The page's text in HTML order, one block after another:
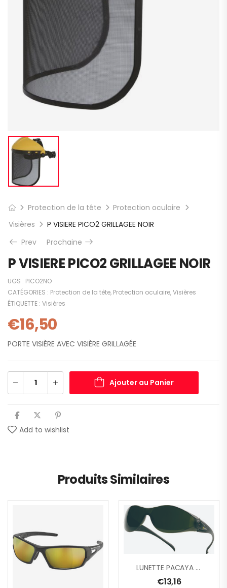
Protection de la tête
Protection oculaire
Visières
P VISIERE PICO2 GRILLAGEE NOIR
Prev
Prochaine
P VISIERE PICO2 GRILLAGEE NOIR
UGS : PICO2NO
CATÉGORIES : Protection de la tête, Protection oculaire,Visières
ÉTIQUETTE : Visières
€16,50
PORTE VISIÈRE AVEC VISIÈRE GRILLAGÉE
Ajouter au Panier
Add to wishlist
Produits Similaires
LUNETTE PACAYA TEINTE 5
€13,16